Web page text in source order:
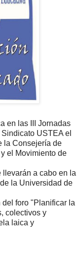
en las III Jornadas
USTEA el
la Consejería de
el Movimiento de
llevarán a cabo en la
la Universidad de
foro "Planificar la
colectivos y
laica y